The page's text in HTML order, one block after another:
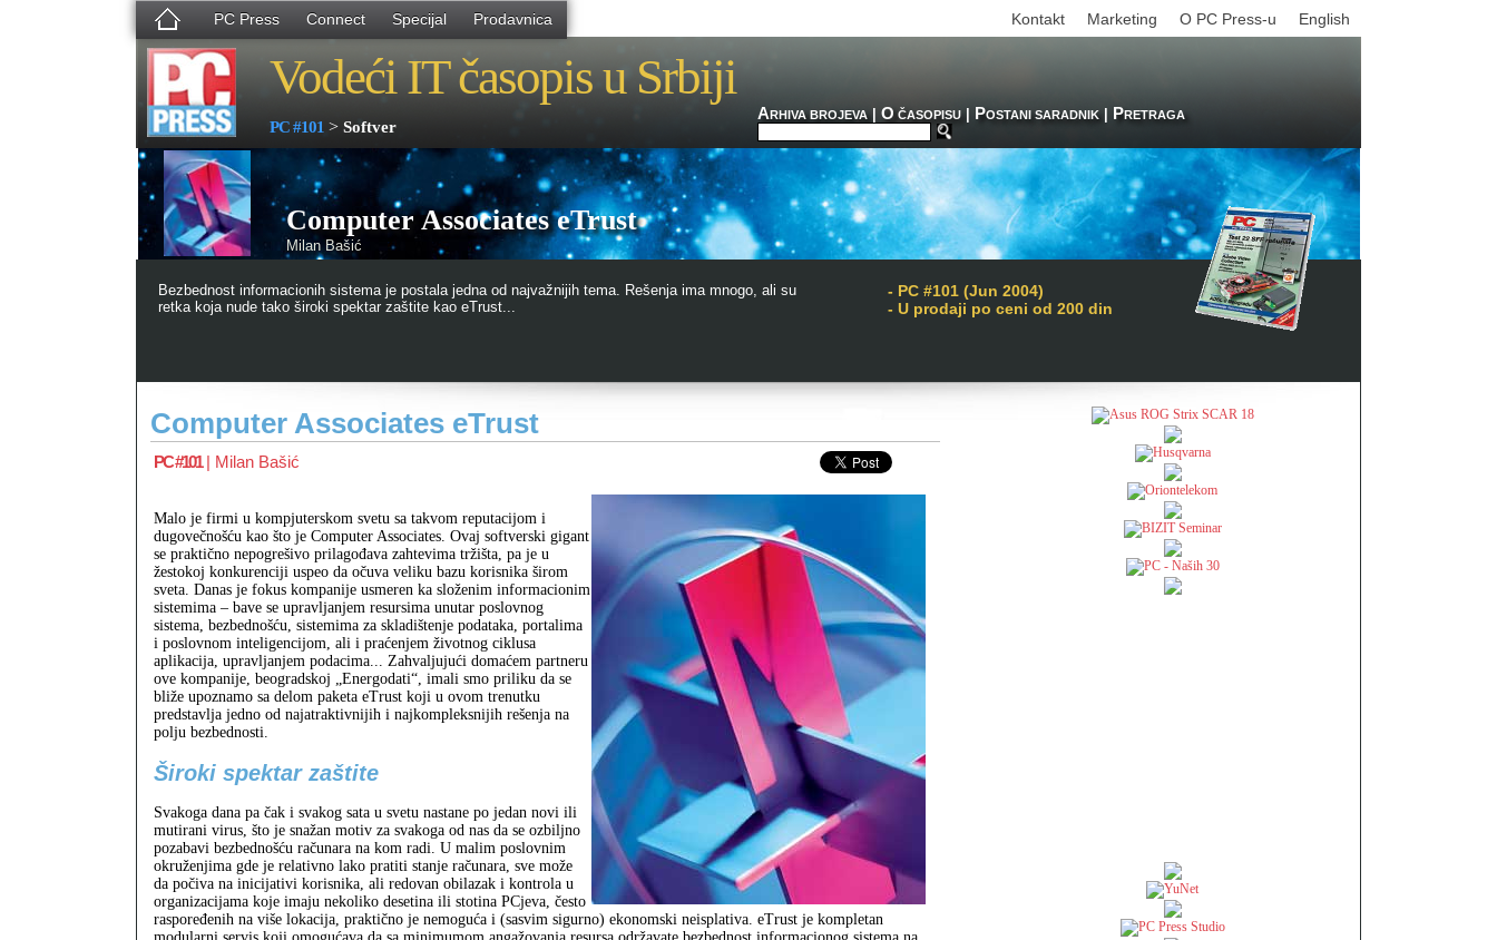
PC Press Connect Specijal Prodavnica English
O PC Press-u
Marketing
Kontakt
Vodeći IT časopis u Srbiji
PC #101 > Softver
ARHIVA BROJEVA| O ČASOPISU| POSTANI SARADNIK| PRETRAGA
Computer Associates eTrust
Milan Bašić
Bezbednost informacionih sistema je postala jedna od najvažnijih tema. Rešenja ima mnogo, ali su
retka koja nude tako široki spektar zaštite kao eTrust...
- PC #101 (Jun 2004)
- U prodaji po ceni od 200 din
Computer Associates eTrust
PC #101| Milan Bašić
Malo je firmi u kompjuterskom svetu sa takvom reputacijom i
dugovečnošću kao što je Computer Associates. Ovaj softverski gigant
se praktično nepogrešivo prilagođava zahtevima tržišta, pa je u
žestokoj konkurenciji uspeo da očuva veliku bazu korisnika širom
sveta. Danas je fokus kompanije usmeren ka složenim informacionim
sistemima – bave se upravljanjem resursima unutar poslovnog
sistema, bezbednošću, sistemima za skladištenje podataka, portalima
i poslovnom inteligencijom, ali i praćenjem životnog ciklusa
aplikacija, upravljanjem podacima... Zahvaljujući domaćem partneru
ove kompanije, beogradskoj „Energodati“, imali smo priliku da se
bliže upoznamo sa delom paketa eTrust koji u ovom trenutku
predstavlja jedno od najatraktivnijih i najkompleksnijih rešenja na
polju bezbednosti.
Široki spektar zaštite
Svakoga dana pa čak i svakog sata u svetu nastane po jedan novi ili
mutirani virus, što je snažan motiv za svakoga od nas da se ozbiljno
pozabavi bezbednošću računara na kom radi. U malim poslovnim
okruženjima gde je relativno lako pratiti stanje računara, sve može
da počiva na inicijativi korisnika, ali redovan obilazak i kontrola u
organizacijama koje imaju nekoliko desetina ili stotina PCjeva, često
raspoređenih na više lokacija, praktično je nemoguća i (sasvim sigurno) ekonomski neisplativa. eTrust je kompletan